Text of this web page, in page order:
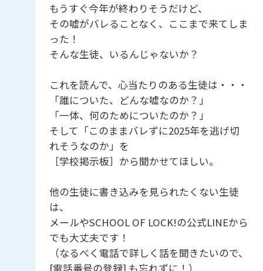
もうすぐ今年が終わりそうだけど、
その嘘がバレることなく、ここまで来てしま
った！
そんな生徒、いるんじゃないか？
これを読んで、心当たりのある生徒は・・・
「誰についた、どんな嘘なのか？」
「一体、何のためについたのか？」
そして「このままバレずに2025年を逃げ切
れそうなのか」を
［学校掲示板］から聞かせてほしい。
他の生徒に書き込みを見られたくない生徒
は、
メールやSCHOOL OF LOCK!の公式LINEから
でも大丈夫です！
（なるべく電話で詳しく話を聞きたいので、
[電話番号の登録] も忘れずに！）